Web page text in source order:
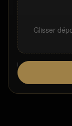
Glisser-